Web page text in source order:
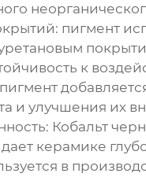
пигмент
к
пигмент
и улучшения их
Кобальт
керамике
в